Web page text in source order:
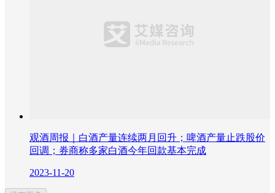
观酒周报｜白酒产量连续两月回升；啤酒产量止跌股价
回调；券商称多家白酒今年回款基本完成
2023-11-20